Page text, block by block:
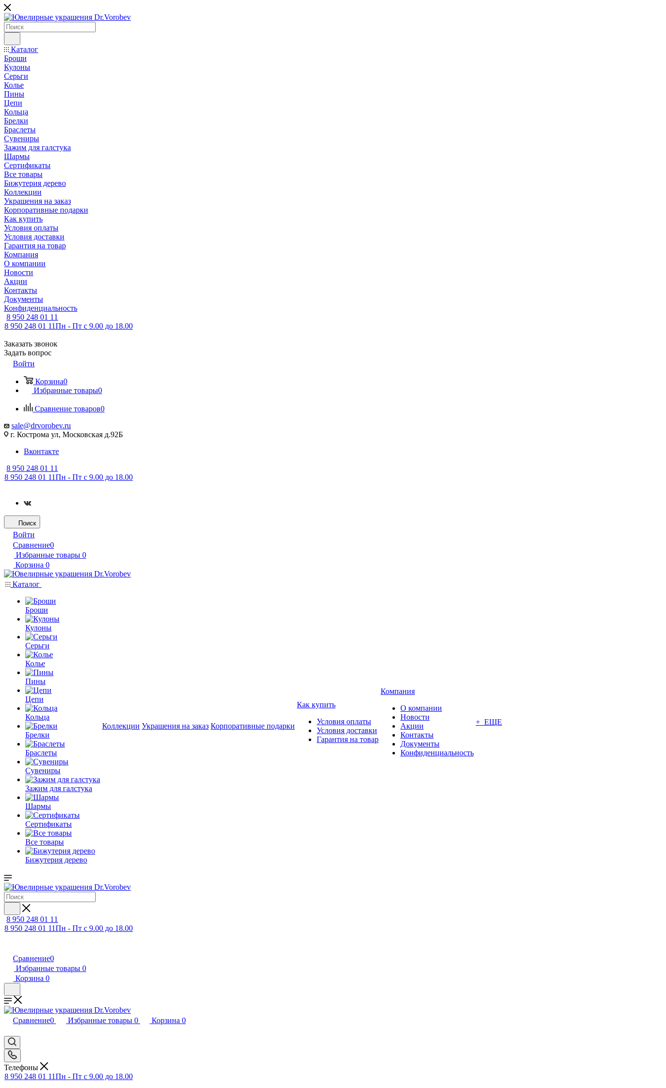
Каталог
Броши
Кулоны
Серьги
Колье
Пины
Цепи
Кольца
Брелки
Браслеты
Сувениры
Зажим для галстука
Шармы
Сертификаты
Все товары
Бижутерия дерево
Коллекции
Украшения на заказ
Корпоративные подарки
Как купить
Условия оплаты
Условия доставки
Гарантия на товар
Компания
О компании
Новости
Акции
Контакты
Документы
Конфиденциальность
8 950 248 01 11
8 950 248 01 11Пн - Пт с 9.00 до 18.00
Заказать звонок
Задать вопрос
Войти
Корзина0
Избранные товары0
Сравнение товаров0
sale@drvorobev.ru
г. Кострома ул, Московская д.92Б
Вконтакте
8 950 248 01 11
8 950 248 01 11Пн - Пт с 9.00 до 18.00
Поиск
Войти
Сравнение0
Избранные товары 0
Корзина 0
Каталог
Броши
Кулоны
Серьги
Колье
Пины
Цепи
Кольца
Брелки
Браслеты
Сувениры
Зажим для галстука
Шармы
Сертификаты
Все товары
Бижутерия дерево
Коллекции Украшения на заказ Корпоративные подарки
Как купить
Условия оплаты
Условия доставки
Гарантия на товар
Компания
О компании
Новости
Акции
Контакты
Документы
Конфиденциальность
+ ЕЩЕ
8 950 248 01 11
8 950 248 01 11Пн - Пт с 9.00 до 18.00
Сравнение0
Избранные товары 0
Корзина 0
Сравнение0 Избранные товары 0 Корзина 0
Телефоны
8 950 248 01 11Пн - Пт с 9.00 до 18.00